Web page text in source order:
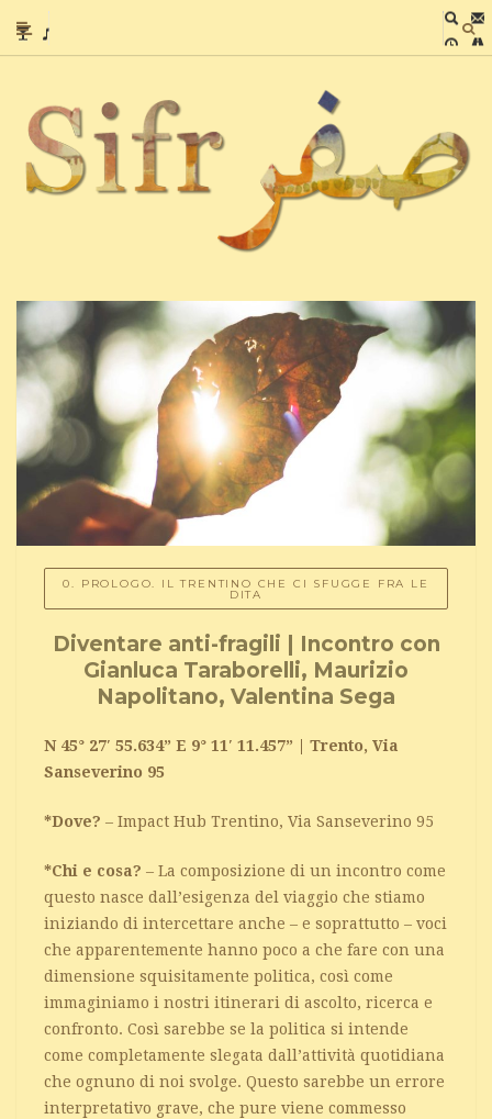
0. PROLOGO. IL TRENTINO CHE CI SFUGGE FRA LE
DITA
Diventare anti-fragili | Incontro con
Gianluca Taraborelli, Maurizio
Napolitano, Valentina Sega
N 45° 27′ 55.634” E 9° 11′ 11.457” | Trento, Via
Sanseverino 95
*Dove? – Impact Hub Trentino, Via Sanseverino 95
*Chi e cosa? – La composizione di un incontro come
questo nasce dall’esigenza del viaggio che stiamo
iniziando di intercettare anche – e soprattutto – voci
che apparentemente hanno poco a che fare con una
dimensione squisitamente politica, così come
immaginiamo i nostri itinerari di ascolto, ricerca e
confronto. Così sarebbe se la politica si intende
come completamente slegata dall’attività quotidiana
che ognuno di noi svolge. Questo sarebbe un errore
interpretativo grave, che pure viene commesso